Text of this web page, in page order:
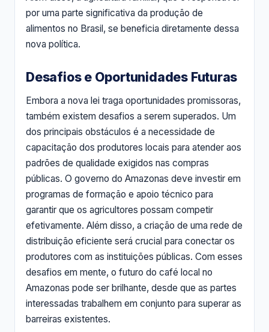
por uma parte significativa da produção de
alimentos no Brasil, se beneficia diretamente dessa
nova política.
Desafios e Oportunidades Futuras
Embora a nova lei traga oportunidades promissoras,
também existem desafios a serem superados. Um
dos principais obstáculos é a necessidade de
capacitação dos produtores locais para atender aos
padrões de qualidade exigidos nas compras
públicas. O governo do Amazonas deve investir em
programas de formação e apoio técnico para
garantir que os agricultores possam competir
efetivamente. Além disso, a criação de uma rede de
distribuição eficiente será crucial para conectar os
produtores com as instituições públicas. Com esses
desafios em mente, o futuro do café local no
Amazonas pode ser brilhante, desde que as partes
interessadas trabalhem em conjunto para superar as
barreiras existentes.